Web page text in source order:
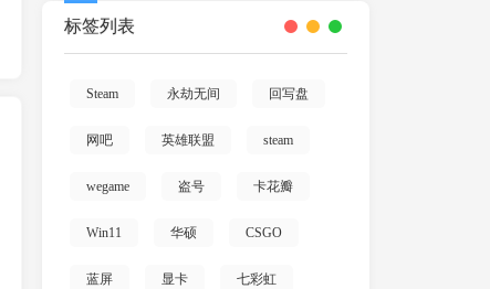
标签列表
Steam 永劫无间 回写盘
网吧 英雄联盟 steam
wegame 盗号 卡花瓣
Win11 华硕 CSGO
蓝屏 显卡 七彩虹